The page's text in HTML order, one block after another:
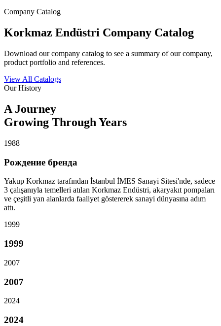
Company Catalog
Korkmaz Endüstri Company Catalog
Download our company catalog to see a summary of our company,
product portfolio and references.
View All Catalogs
Our History
A Journey
Growing Through Years
1988
Рождение бренда
Yakup Korkmaz tarafından İstanbul İMES Sanayi Sitesi'nde, sadece
3 çalışanıyla temelleri atılan Korkmaz Endüstri, akaryakıt pompaları
ve çeşitli yan alanlarda faaliyet göstererek sanayi dünyasına adım
attı.
1999
1999
2007
2007
2024
2024